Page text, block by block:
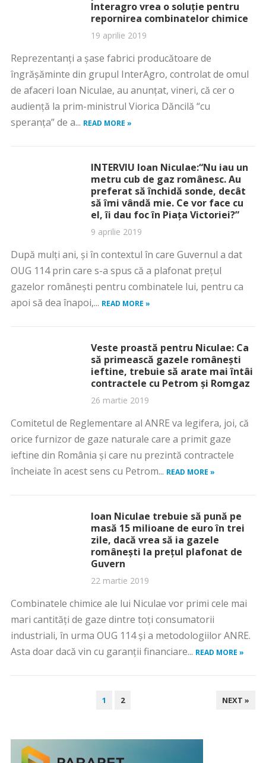
Interagro vrea o soluţie pentru
repornirea combinatelor chimice
19 aprilie 2019
Reprezentanţi a şase fabrici producătoare de
îngrăşăminte din grupul InterAgro, controlat de omul
de afaceri Ioan Niculae, au anunţat, vineri, că cer o
audienţă la prim-ministrul Viorica Dăncilă “cu
speranţa” de a... READ MORE »
INTERVIU Ioan Niculae:“Nu iau un
metru cub de gaz românesc. Au
preferat să închidă sonde, decât
să îmi vândă mie. Ce vor face cu
el, îi dau foc în Piaţa Victoriei?”
9 aprilie 2019
După mulţi ani, şi în contextul în care Guvernul a dat
OUG 114 prin care s-a spus că a plafonat preţul
gazelor româneşti pentru combinatele lui, pentru ca
apoi să dea înapoi,... READ MORE »
Veste proastă pentru Niculae: Ca
să primească gazele româneşti
ieftine, trebuie să arate mai întâi
contractele cu Petrom şi Romgaz
26 martie 2019
Comitetul de Reglementare al ANRE va legifera, joi, că
orice furnizor de gaze naturale care a primit gaze
ieftine din România şi care nu prezintă contractele
încheiate în acest sens cu Petrom... READ MORE »
Ioan Niculae trebuie să pună pe
masă 15 milioane de euro în trei
zile, dacă vrea să ia gazele
româneşti la preţul plafonat de
Guvern
22 martie 2019
Combinatele chimice ale lui Niculae vor primi cele mai
mari cantităţi de gaze dintre toţi consumatorii
industriali, în urma OUG 114 şi a metodologiilor ANRE.
Asta doar dacă vin cu garanţii financiare... READ MORE »
1 2 NEXT »